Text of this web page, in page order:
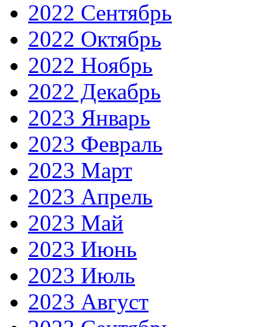
2022 Сентябрь
2022 Октябрь
2022 Ноябрь
2022 Декабрь
2023 Январь
2023 Февраль
2023 Март
2023 Апрель
2023 Май
2023 Июнь
2023 Июль
2023 Август